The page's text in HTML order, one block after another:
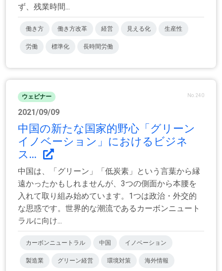
ず、残業時間...
働き方 働き方改革 経営 見える化 生産性
労働 標準化 長時間労働
ウェビナー No.240
2021/09/09
中国の新たな国家的野心「グリーン
イノベーション」におけるビジネ
ス...
中国は、「グリーン」「低炭素」という言葉から縁
遠かったかもしれませんが、3つの側面から本腰を
入れて取り組み始めています。1つは政治・外交的
な思惑です。世界的な潮流であるカーボンニュート
ラルに向け...
カーボンニュートラル 中国 イノベーション
製造業 グリーン経営 環境対策 海外情報